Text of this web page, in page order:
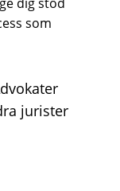
som
jurister